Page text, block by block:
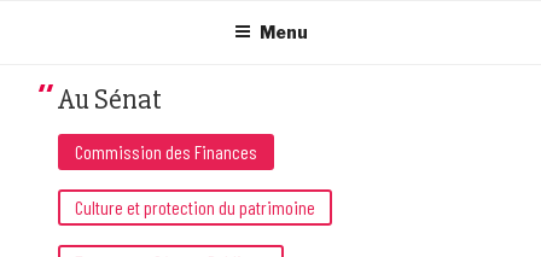
Menu
Au Sénat
Commission des Finances
Culture et protection du patrimoine